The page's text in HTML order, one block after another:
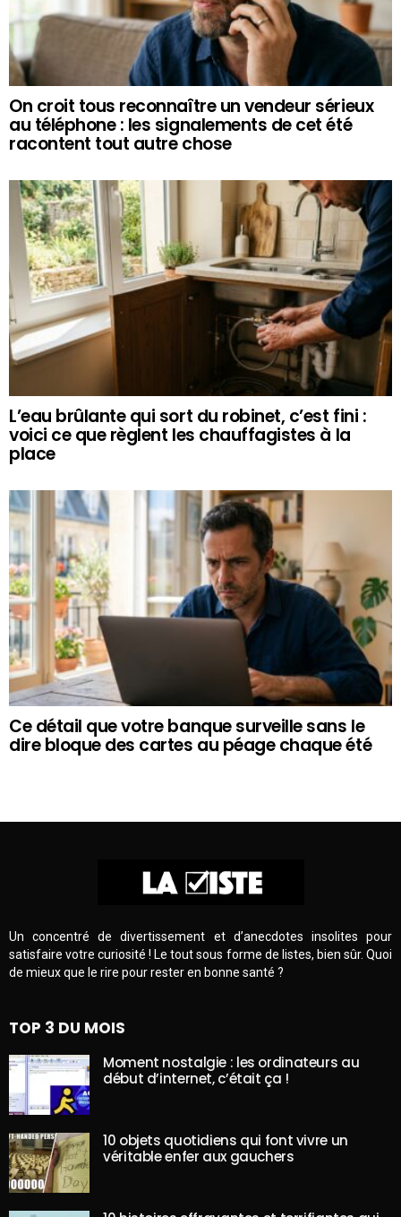
On croit tous reconnaître un vendeur sérieux
au téléphone : les signalements de cet été
racontent tout autre chose
L’eau brûlante qui sort du robinet, c’est fini :
voici ce que règlent les chauffagistes à la
place
Ce détail que votre banque surveille sans le
dire bloque des cartes au péage chaque été
Un concentré de divertissement et d’anecdotes insolites pour
satisfaire votre curiosité ! Le tout sous forme de listes, bien sûr. Quoi
de mieux que le rire pour rester en bonne santé ?
TOP 3 DU MOIS
Moment nostalgie : les ordinateurs au
début d’internet, c’était ça !
10 objets quotidiens qui font vivre un
véritable enfer aux gauchers